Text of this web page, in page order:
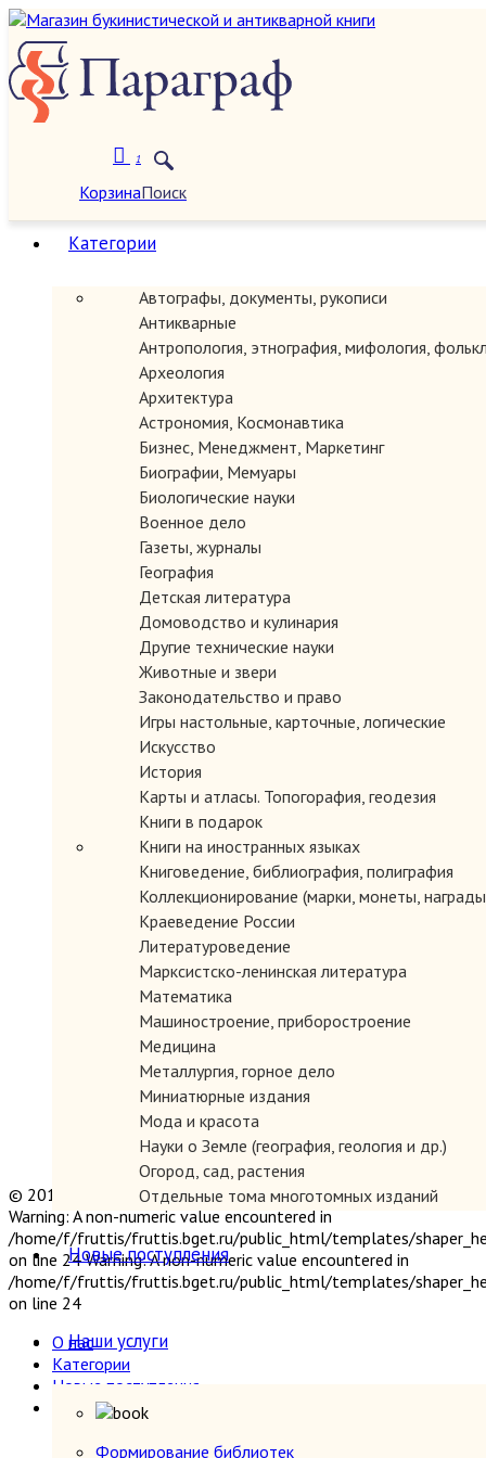
Поиск
1
Корзина
Категории
Автографы, документы, рукописи
Антикварные
Антропология, этнография, мифология,
Археология
Архитектура
Астрономия, Космонавтика
Бизнес, Менеджмент, Маркетинг
Биографии, Мемуары
Биологические науки
Военное дело
Газеты, журналы
География
Детская литература
Домоводство и кулинария
Другие технические науки
Животные и звери
Законодательство и право
Игры настольные, карточные, логические
Искусство
История
Карты и атласы. Топогорафия, геодезия
Книги в подарок
Книги на иностранных языках
Книговедение, библиография, полиграфия
Коллекционирование (марки, монеты,
Краеведение России
Литературоведение
Марксистско-ленинская литература
Математика
Машиностроение, приборостроение
Медицина
Металлургия, горное дело
Миниатюрные издания
Мода и красота
Науки о Земле (география, геология и др.)
Огород, сад, растения
Отдельные тома многотомных изданий
Открытки
Охота и рыбалка
Педагогика
Политология, геополитика, дипломатия
Промышленность, производство
Религия
Сатира и юмор
Новые поступления
Наши услуги
Формирование библиотек
© 2019 "Параграф" Покупка и продажа антикварных книг
Warning: A non-numeric value encountered in
/home/f/fruttis/fruttis.bget.ru/public_html/templates/
on line 24 Warning: A non-numeric value encountered in
/home/f/fruttis/fruttis.bget.ru/public_html/templates/
on line 24
О нас
Категории
Новые поступления
Наши услуги
Прием книг